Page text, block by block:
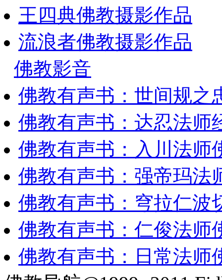
王四典佛教摄影作品
流浪者佛教摄影作品
佛教影音
佛教有声书：世间规
佛教有声书：达忍法师
佛教有声书：入川法师
佛教有声书：强帝玛法
佛教有声书：穹拉仁波
佛教有声书：仁俊法师
佛教有声书：日常法师